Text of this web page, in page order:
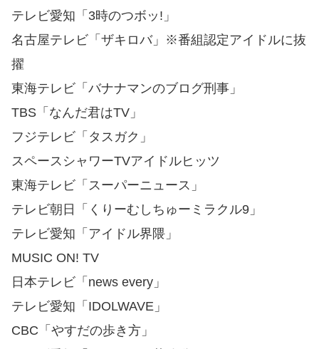
テレビ愛知「3時のつボッ!」
名古屋テレビ「ザキロバ」※番組認定アイドルに抜
擢
東海テレビ「バナナマンのブログ刑事」
TBS「なんだ君はTV」
フジテレビ「タスガク」
スペースシャワーTVアイドルヒッツ
東海テレビ「スーパーニュース」
テレビ朝日「くりーむしちゅーミラクル9」
テレビ愛知「アイドル界隈」
MUSIC ON! TV
日本テレビ「news every」
テレビ愛知「IDOLWAVE」
CBC「やすだの歩き方」